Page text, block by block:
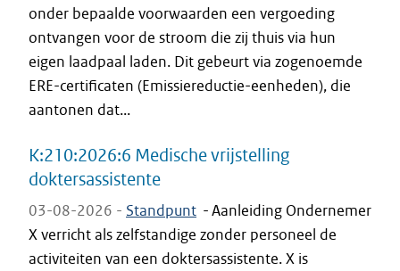
onder bepaalde voorwaarden een vergoeding
ontvangen voor de stroom die zij thuis via hun
eigen laadpaal laden. Dit gebeurt via zogenoemde
ERE-certificaten (Emissiereductie-eenheden), die
aantonen dat...
K:210:2026:6 Medische vrijstelling
doktersassistente
03-08-2026 - Standpunt -Aanleiding Ondernemer
X verricht als zelfstandige zonder personeel de
activiteiten van een doktersassistente. X is